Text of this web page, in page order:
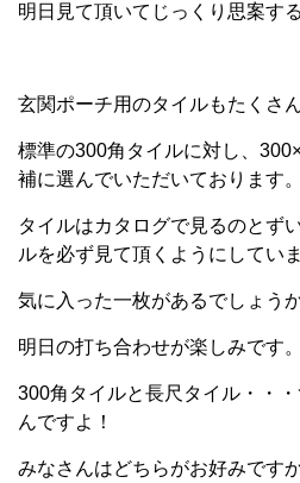
明日見て頂いてじっくり思案す
玄関ポーチ用のタイルもたくさ
標準の300角タイルに対し、
補に選んでいただいております。
タイルはカタログで見るのとず
ルを必ず見て頂くようにしていま
気に入った一枚があるでしょう
明日の打ち合わせが楽しみです。
300角タイルと長尺タイル・・
んですよ！
みなさんはどちらがお好みです